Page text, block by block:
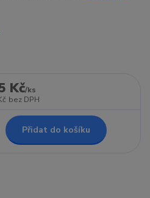
Kč/ks
bez DPH
Přidat do košíku